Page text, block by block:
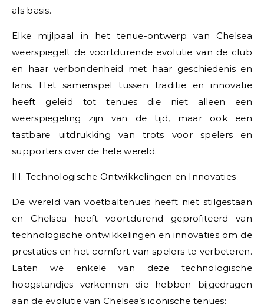
als basis.
Elke mijlpaal in het tenue-ontwerp van Chelsea
weerspiegelt de voortdurende evolutie van de club
en haar verbondenheid met haar geschiedenis en
fans. Het samenspel tussen traditie en innovatie
heeft geleid tot tenues die niet alleen een
weerspiegeling zijn van de tijd, maar ook een
tastbare uitdrukking van trots voor spelers en
supporters over de hele wereld.
III. Technologische Ontwikkelingen en Innovaties
De wereld van voetbaltenues heeft niet stilgestaan
en Chelsea heeft voortdurend geprofiteerd van
technologische ontwikkelingen en innovaties om de
prestaties en het comfort van spelers te verbeteren.
Laten we enkele van deze technologische
hoogstandjes verkennen die hebben bijgedragen
aan de evolutie van Chelsea’s iconische tenues: